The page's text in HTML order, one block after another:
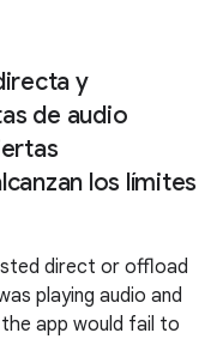
y
de audio
los límites
direct or offload
playing audio and
app would fail to